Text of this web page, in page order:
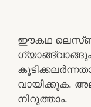
ഈകഥ
വായിക്കുക.
നിറുത്താം.